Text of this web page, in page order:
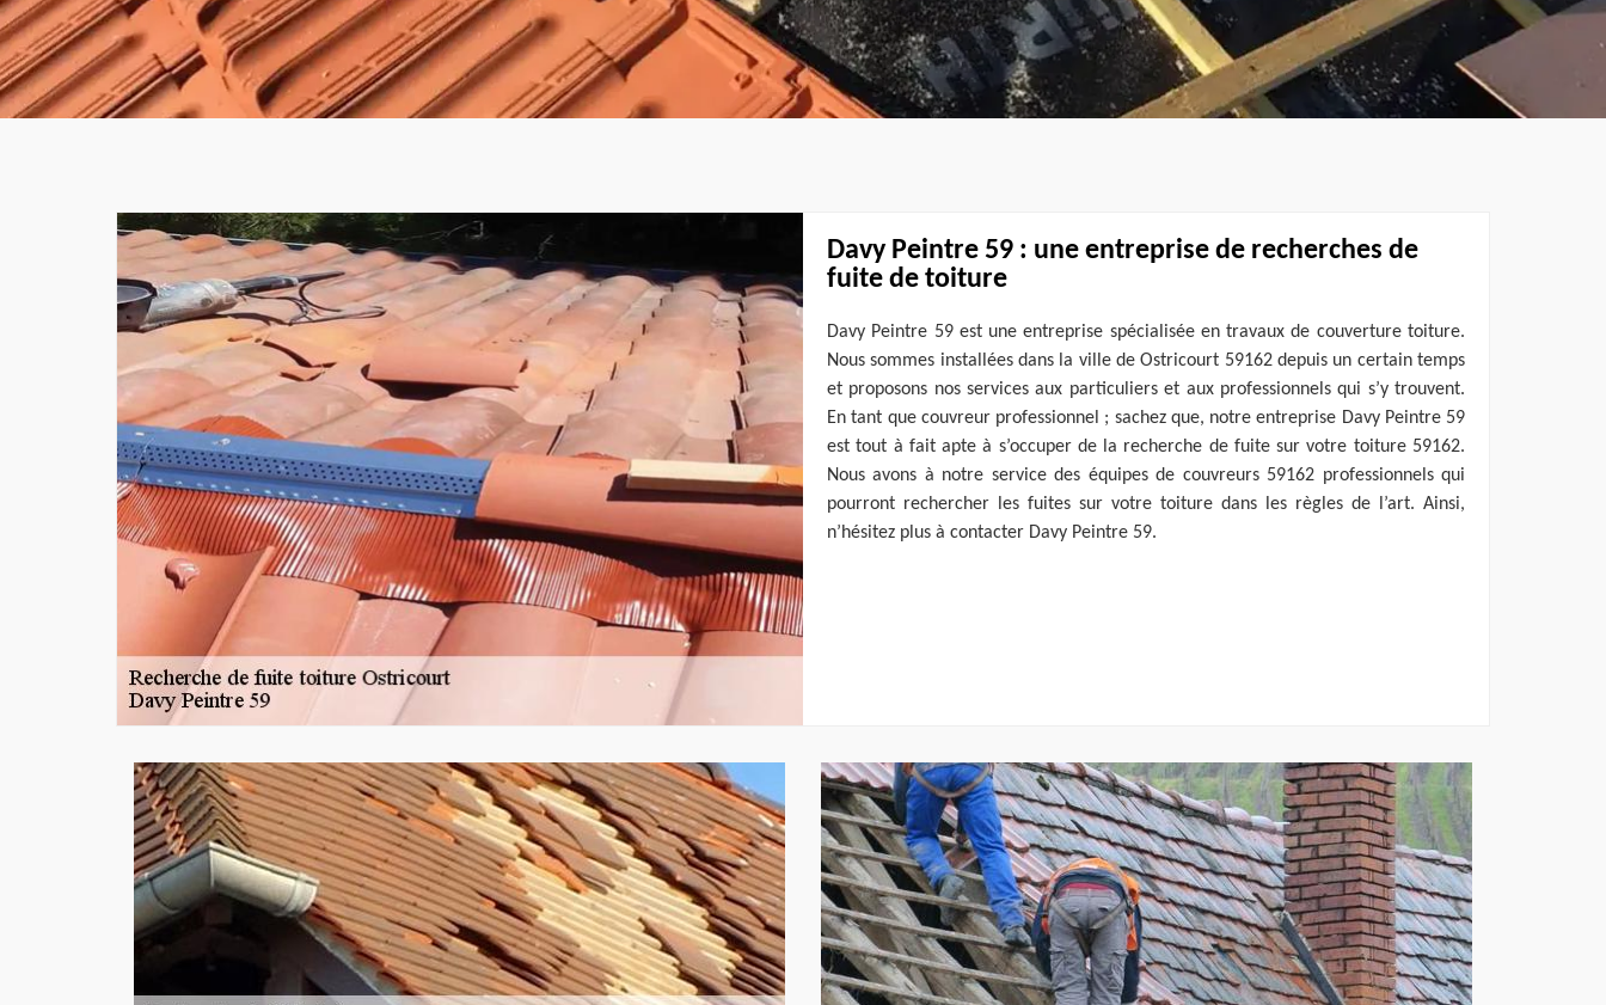
Davy Peintre 59 : une entreprise de recherches de
fuite de toiture
Davy Peintre 59 est une entreprise spécialisée en travaux de couverture toiture.
Nous sommes installées dans la ville de Ostricourt 59162 depuis un certain temps
et proposons nos services aux particuliers et aux professionnels qui s’y trouvent.
En tant que couvreur professionnel ; sachez que, notre entreprise Davy Peintre 59
est tout à fait apte à s’occuper de la recherche de fuite sur votre toiture 59162.
Nous avons à notre service des équipes de couvreurs 59162 professionnels qui
pourront rechercher les fuites sur votre toiture dans les règles de l’art. Ainsi,
n’hésitez plus à contacter Davy Peintre 59.